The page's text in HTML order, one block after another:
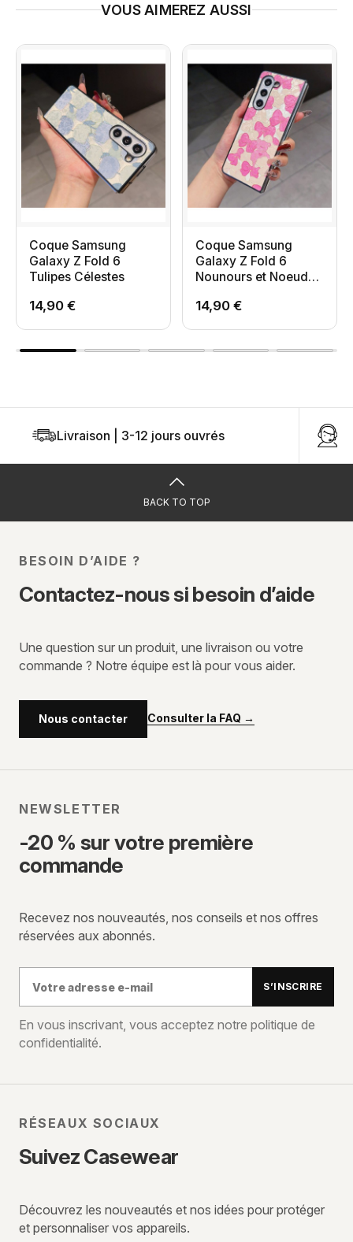
VOUS AIMEREZ AUSSI
Coque Samsung
Galaxy Z Fold 6
Tulipes Célestes
14,90 €
Coque Samsung
Galaxy Z Fold 6
Nounours et Noeuds
14,90 €
Livraison | 3-12 jours ouvrés
BACK TO TOP
BESOIN D’AIDE ?
Contactez-nous si besoin d’aide
Une question sur un produit, une livraison ou votre
commande ? Notre équipe est là pour vous aider.
Nous contacter Consulter la FAQ →
NEWSLETTER
-20 % sur votre première
commande
Recevez nos nouveautés, nos conseils et nos offres
réservées aux abonnés.
e-
mail
S’INSCRIRE
En vous inscrivant, vous acceptez notre politique de
confidentialité.
RÉSEAUX SOCIAUX
Suivez Casewear
Découvrez les nouveautés et nos idées pour protéger
et personnaliser vos appareils.